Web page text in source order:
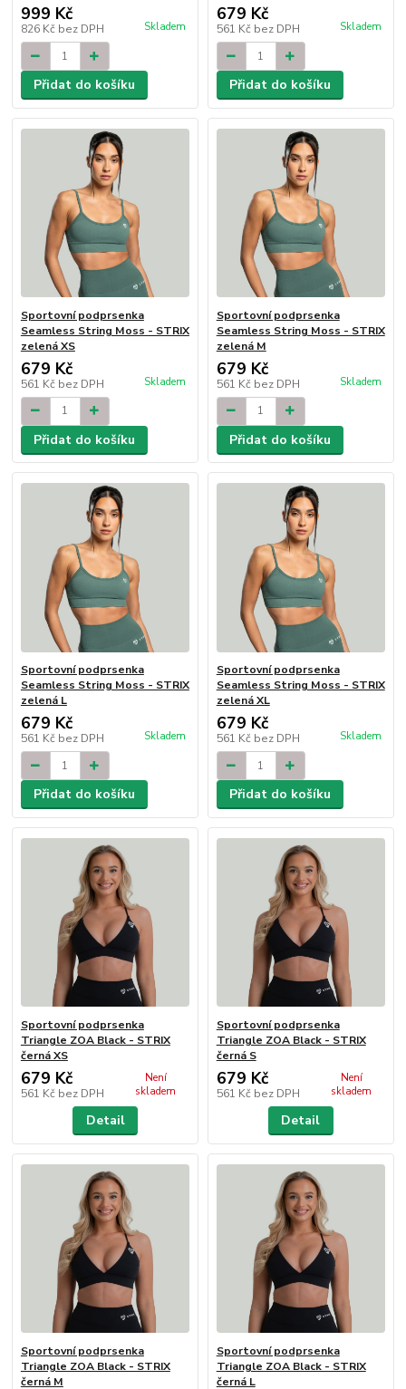
999 Kč
826 Kč bez DPH Skladem
Přidat do košíku
679 Kč
561 Kč bez DPH Skladem
Přidat do košíku
Sportovní podprsenka
Seamless String Moss - STRIX
zelená XS
679 Kč
561 Kč bez DPH Skladem
Přidat do košíku
Sportovní podprsenka
Seamless String Moss - STRIX
zelená M
679 Kč
561 Kč bez DPH Skladem
Přidat do košíku
Sportovní podprsenka
Seamless String Moss - STRIX
zelená L
679 Kč
561 Kč bez DPH Skladem
Přidat do košíku
Sportovní podprsenka
Seamless String Moss - STRIX
zelená XL
679 Kč
561 Kč bez DPH Skladem
Přidat do košíku
Sportovní podprsenka
Triangle ZOA Black - STRIX
černá XS
679 Kč
561 Kč bez DPH
Není
skladem
Detail
Sportovní podprsenka
Triangle ZOA Black - STRIX
černá S
679 Kč
561 Kč bez DPH
Není
skladem
Detail
Sportovní podprsenka
Triangle ZOA Black - STRIX
černá M
Sportovní podprsenka
Triangle ZOA Black - STRIX
černá L